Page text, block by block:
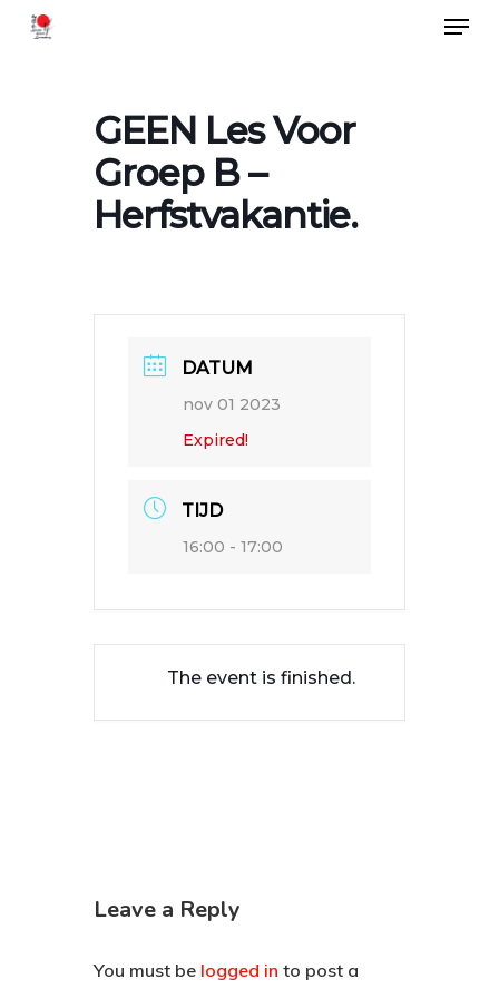
Skip
Menu
GEEN Les Voor
Groep B –
Herfstvakantie.
DATUM
nov 01 2023
Expired!
TIJD
16:00 - 17:00
The event is finished.
Leave a Reply
You must be logged in to post a